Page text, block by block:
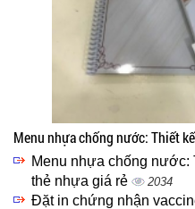
Menu nhựa chống nước: Thiết
Menu nhựa chống nước:
thẻ nhựa giá rẻ
2034
Đặt in chứng nhận